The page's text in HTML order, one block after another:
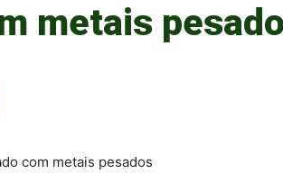
metais
com metais pesados